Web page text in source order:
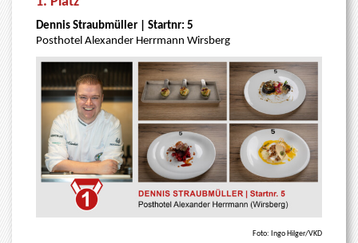
Dennis Straubmüller | Startnr: 5
Posthotel Alexander Herrmann Wirsberg
Foto: Ingo Hilger/VKD